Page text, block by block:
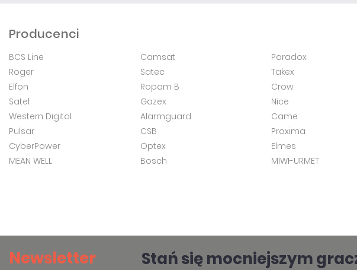
Producenci
BCS Line
Roger
Elfon
Satel
Western Digital
Pulsar
CyberPower
MEAN WELL
Camsat
Satec
Ropam B
Gazex
Alarmguard
CSB
Optex
Bosch
Paradox
Takex
Crow
Nice
Came
Proxima
Elmes
MIWI-URMET
Newsletter Stań się mocniejszym